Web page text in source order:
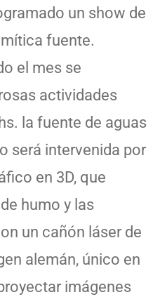
un show de
fuente.
el mes se
actividades
la fuente de aguas
será intervenida por
en 3D, que
humo y las
un cañón láser de
alemán, único en
imágenes